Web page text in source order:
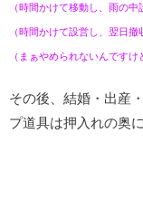
（時間かけて移動し、雨の中
（時間かけて設営し、翌日撤
（まぁやめられないんですけ
その後、結婚・出産
プ道具は押入れの奥